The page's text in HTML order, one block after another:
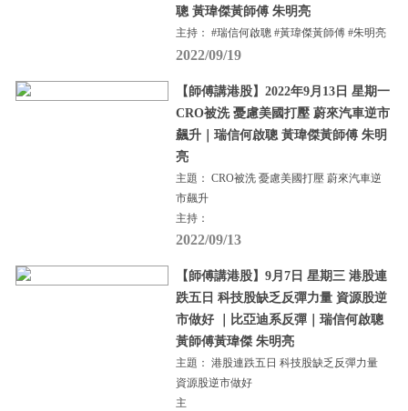
聰 黃瑋傑黃師傅 朱明亮
主持： #瑞信何啟聰 #黃瑋傑黃師傅 #朱明亮
2022/09/19
【師傅講港股】2022年9月13日 星期一
CRO被洗 憂慮美國打壓 蔚來汽車逆市
飆升｜瑞信何啟聰 黃瑋傑黃師傅 朱明
亮
主題： CRO被洗 憂慮美國打壓 蔚來汽車逆
市飆升
主持：
2022/09/13
【師傅講港股】9月7日 星期三 港股連
跌五日 科技股缺乏反彈力量 資源股逆
市做好 ｜比亞迪系反彈｜瑞信何啟聰
黃師傅黃瑋傑 朱明亮
主題： 港股連跌五日 科技股缺乏反彈力量
資源股逆市做好
主